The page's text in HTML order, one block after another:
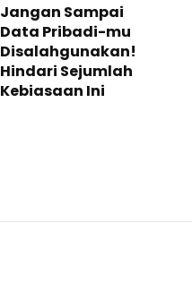
Jangan Sampai
Data Pribadi-mu
Disalahgunakan!
Hindari Sejumlah
Kebiasaan Ini